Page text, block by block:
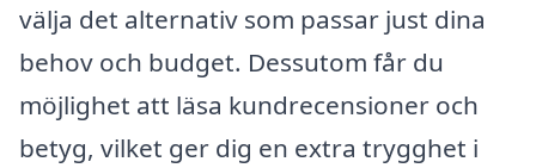
välja det alternativ som passar just dina
behov och budget. Dessutom får du
möjlighet att läsa kundrecensioner och
betyg, vilket ger dig en extra trygghet i